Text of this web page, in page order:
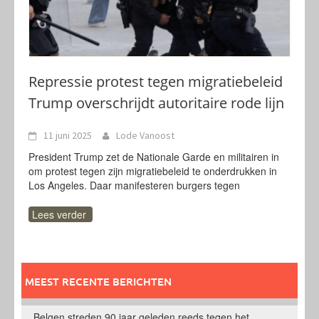
Repressie protest tegen migratiebeleid
Trump overschrijdt autoritaire rode lijn
11 juni 2025 Lode Vanoost
President Trump zet de Nationale Garde en militairen in
om protest tegen zijn migratiebeleid te onderdrukken in
Los Angeles. Daar manifesteren burgers tegen
Lees verder
MEEST RECENTE BERICHTEN